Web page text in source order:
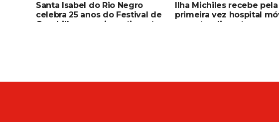
Santa Isabel do Rio Negro
celebra 25 anos do Festival de
Quadrilhas com investimento
Ilha Michiles recebe pela
primeira vez hospital
para atendimento